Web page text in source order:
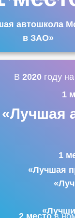
В 2020году
автошкола
в ЗАО»
«Лучшая
1
1
«Лучшая
2 местов